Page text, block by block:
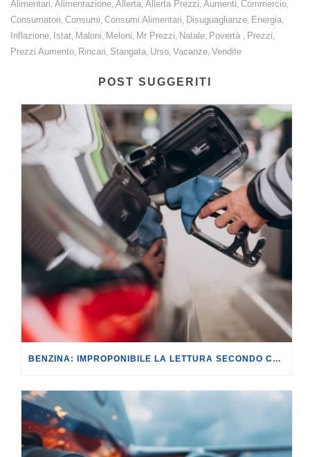
Alimentari, Alimentazione, Allerta, Allerta Prezzi, Aumenti, Commercio,
Consumatori, Consumi, Consumi Alimentari, Disuguaglianze, Energia,
Inflazione, Istat, Maloni, Meloni, Mr Prezzi, Natale, Povertà , Prezzi,
Prezzi Aumento, Rincari, Stangata, Urso, Vacanze, Vendite
POST SUGGERITI
BENZINA: IMPROPONIBILE LA LETTURA SECONDO CUI PROROGARE IL TAGLIO DELLE ACCISE SIGNIFICA TASSARE TUTTI I CITTADINI.